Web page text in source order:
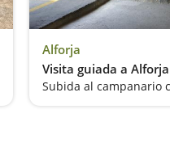
Alforja
Visita guiada a Alforja